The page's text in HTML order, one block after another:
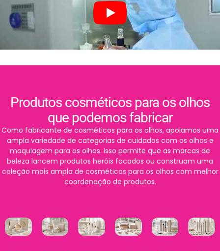
Produtos cosméticos para os olhos
que podemos fabricar
Como fabricante de cosméticos para os olhos, apoiamos uma
ampla variedade de categorias de cuidados com os olhos e
maquiagem para os olhos. Isso permite que as marcas de
beleza lancem produtos heróis focados ou construam uma
coleção mais ampla de cosméticos para os olhos com melhor
coordenação de produtos.